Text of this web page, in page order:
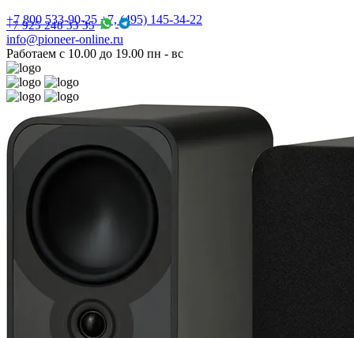
+7 800 533-90-25 +7, (495) 145-34-22
+7 925 248 33 35
info@pioneer-online.ru
Работаем с 10.00 до 19.00 пн - вс